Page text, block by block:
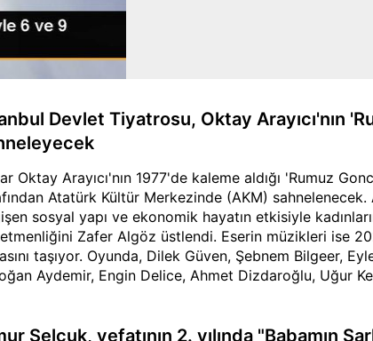
Devlet Tiyatrosu, Oktay Arayıcı'nın
Oktay Arayıcı'nın 1977'de kaleme aldığı 'Rumuz
Atatürk Kültür Merkezinde (AKM) sahnelenecek.
sosyal yapı ve ekonomik hayatın etkisiyle kadınların
Zafer Algöz üstlendi. Eserin müzikleri ise
taşıyor. Oyunda, Dilek Güven, Şebnem Bilgeer,
Aydemir, Engin Delice, Ahmet Dizdaroğlu, Uğur
gelişen olayları anlatıyor.
Selçuk, vefatının 2. yılında "Babamın